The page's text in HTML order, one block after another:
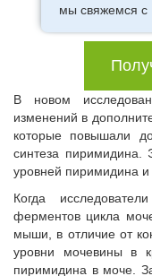
мы свяжемся с
В новом
изменений в
которые повышали
синтеза пиримидина.
уровней пиримидина и
Когда
ферментов цикла
мыши, в отличие от
уровни мочевины в
пиримидина в моче.